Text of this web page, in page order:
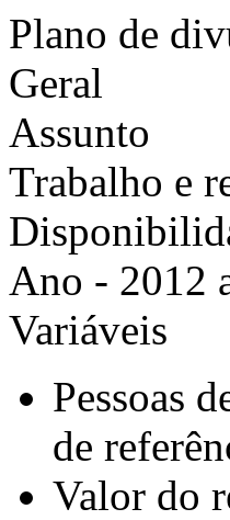
Plano de
Geral
Assunto
Trabalho e
Ano - 2012
Variáveis
Pessoas
de
Valor do